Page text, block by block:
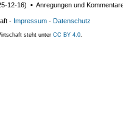
12-16) ▪ Anregungen und
- Impressum - Datenschutz
steht unter CC BY 4.0